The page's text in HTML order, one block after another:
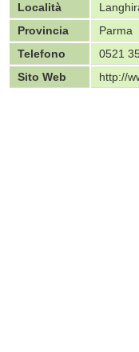
Località
Provincia
Parma
Telefono
0521
Sito Web
http://